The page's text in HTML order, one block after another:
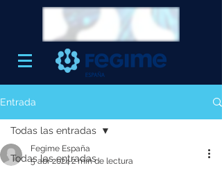
Entrada
Todas las entradas
Todas las entradas
Fegime España
5 abr 20242 min de lectura